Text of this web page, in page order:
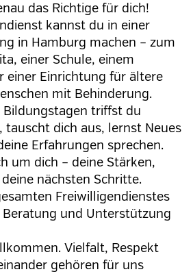
das Richtige für dich!
kannst du in einer
in Hamburg machen – zum
einer Schule, einem
einer Einrichtung für ältere
mit Behinderung.
Bildungstagen triffst du
tauscht dich aus, lernst Neues
Erfahrungen sprechen.
um dich – deine Stärken,
nächsten Schritte.
Freiwilligendienstes
und Unterstützung
Vielfalt, Respekt
gehören für uns